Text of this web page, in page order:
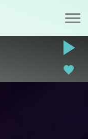
play_arrow
favorite